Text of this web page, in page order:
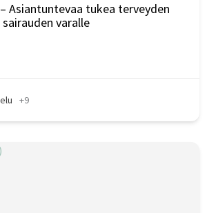
Asiantuntevaa tukea terveyden
varalle
+9